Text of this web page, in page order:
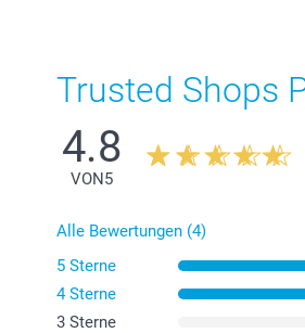
Trusted Shops
4.8
VON5
Alle Bewertungen (4)
5 Sterne
4 Sterne
3 Sterne